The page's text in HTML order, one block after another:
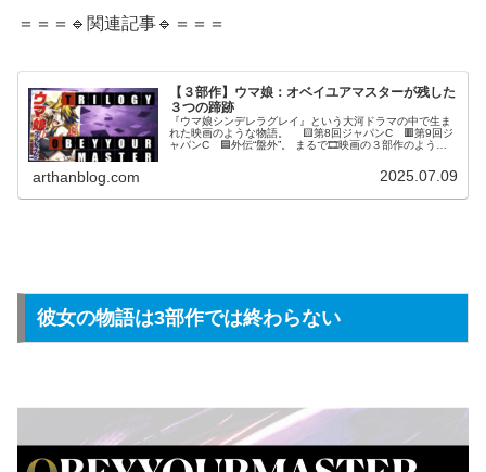
＝＝＝🔹関連記事🔹＝＝＝
【３部作】ウマ娘：オベイユアマスターが残した
３つの蹄跡
『ウマ娘シンデレラグレイ』という大河ドラマの中で生ま
れた映画のような物語。 🟨第8回ジャパンC 🟥第9回ジ
ャパンC 🟦外伝“盤外”。 まるで🎞️映画の３部作のような
arthanblog.com 2025.07.09
彼女の物語は3部作では終わらない